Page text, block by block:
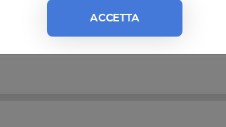
ACCETTA